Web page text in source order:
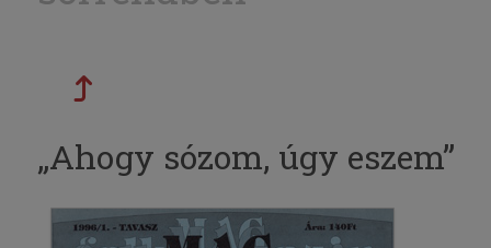
„Ahogy sózom, úgy eszem”